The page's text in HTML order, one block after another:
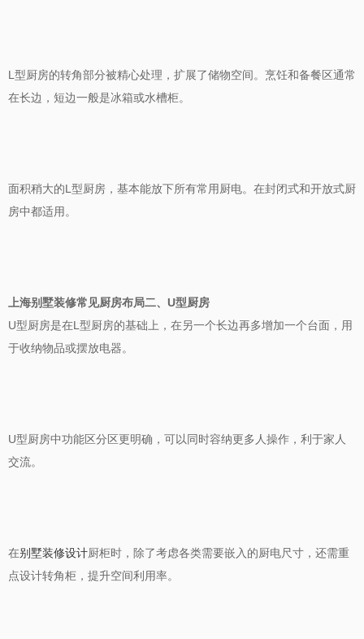
L 型厨房的转角部分被精心处理，扩展了储物空间。烹饪和备餐区通常
在长边，短边一般是冰箱或水槽柜。
面积稍大的L 型厨房，基本能放下所有常用厨电。在封闭式和开放式厨
房中都适用。
上海别墅装修常见厨房布局二、 U型厨房
U型厨房是在L 型厨房的基础上，在另一个长边再多增加一个台面，用
于收纳物品或摆放电器。
U型厨房中功能区分区更明确，可以同时容纳更多人操作，利于家人
交流。
在别墅装修设计厨柜时，除了考虑各类需要嵌入的厨电尺寸，还需重
点设计转角柜，提升空间利用率。